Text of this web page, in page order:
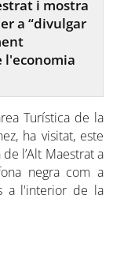
i mostra
a “divulgar
l'economia
Turística de la
ha visitat, este
l’Alt Maestrat a
negra com a
a l'interior de la